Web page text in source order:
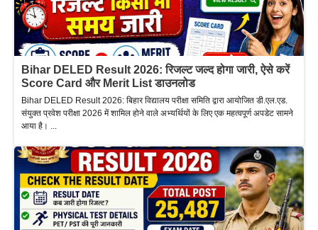
Bihar DELED Result 2026: रिजल्ट जल्द होगा जारी, ऐसे करें
Score Card और Merit List डाउनलोड
Bihar DELED Result 2026: बिहार विद्यालय परीक्षा समिति द्वारा आयोजित डी.एल.एड.
संयुक्त प्रवेश परीक्षा 2026 में शामिल होने वाले अभ्यर्थियों के लिए एक महत्वपूर्ण अपडेट सामने
आया है। ...